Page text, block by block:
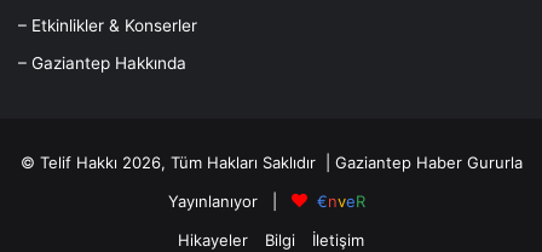
– Etkinlikler & Konserler
– Gaziantep Hakkında
© Telif Hakkı 2026, Tüm Hakları Saklıdır | Gaziantep HaberGururla
Yayınlanıyor |
€nveR
Hikayeler
Bilgi İletişim